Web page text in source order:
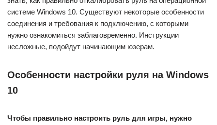
системе Windows 10. Существуют некоторые особенности
соединения и требования к подключению, с которыми
нужно ознакомиться заблаговременно. Инструкции
несложные, подойдут начинающим юзерам.
Особенности настройки руля на Windows
10
Чтобы правильно настроить руль для игры, нужно